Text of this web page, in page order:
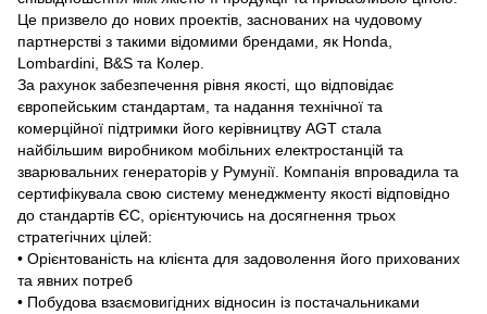
Це призвело до нових проектів, заснованих на чудовому
партнерстві з такими відомими брендами, як Honda,
Lombardini, B&S та Колер.
За рахунок забезпечення рівня якості, що відповідає
європейським стандартам, та надання технічної та
комерційної підтримки його керівництву AGT стала
найбільшим виробником мобільних електростанцій та
зварювальних генераторів у Румунії. Компанія впровадила та
сертифікувала свою систему менеджменту якості відповідно
до стандартів ЄС, орієнтуючись на досягнення трьох
стратегічних цілей:
• Орієнтованість на клієнта для задоволення його прихованих
та явних потреб
• Побудова взаємовигідних відносин із постачальниками